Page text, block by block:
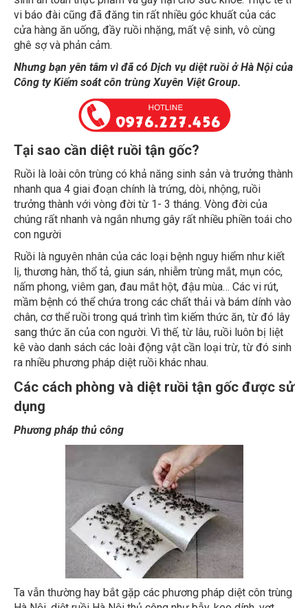
vi báo đài cũng đã đăng tin rất nhiều góc khuất của các
cửa hàng ăn uống, đầy ruồi nhặng, mất vệ sinh, vô cùng
ghê sợ và phản cảm.
Nhưng bạn yên tâm vì đã có Dịch vụ diệt ruồi ở Hà Nội của
Công ty Kiểm soát côn trùng Xuyên Việt Group.
Tại sao cần diệt ruồi tận gốc?
Ruồi là loài côn trùng có khả năng sinh sản và trưởng thành
nhanh qua 4 giai đoạn chính là trứng, dòi, nhộng, ruồi
trưởng thành với vòng đời từ 1- 3 tháng. Vòng đời của
chúng rất nhanh và ngắn nhưng gây rất nhiều phiền toái cho
con người
Ruồi là nguyên nhân của các loại bệnh nguy hiểm như kiết
lị, thương hàn, thổ tả, giun sán, nhiễm trùng mắt, mụn cóc,
nấm phong, viêm gan, đau mắt hột, đậu mùa… Các vi rút,
mầm bệnh có thể chứa trong các chất thải và bám dính vào
chân, cơ thể ruồi trong quá trình tìm kiếm thức ăn, từ đó lây
sang thức ăn của con người. Vì thế, từ lâu, ruồi luôn bị liệt
kê vào danh sách các loài động vật cần loại trừ, từ đó sinh
ra nhiều phương pháp diệt ruồi khác nhau.
Các cách phòng và diệt ruồi tận gốc được sử
dụng
Phương pháp thủ công
Ta vẫn thường hay bắt gặp các phương pháp diệt côn trùng
Hà Nội, diệt ruồi Hà Nội thủ công như bẫy, keo dính, vợt